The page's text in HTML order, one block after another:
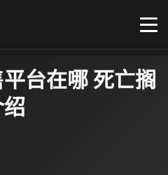
台在哪 死亡搁